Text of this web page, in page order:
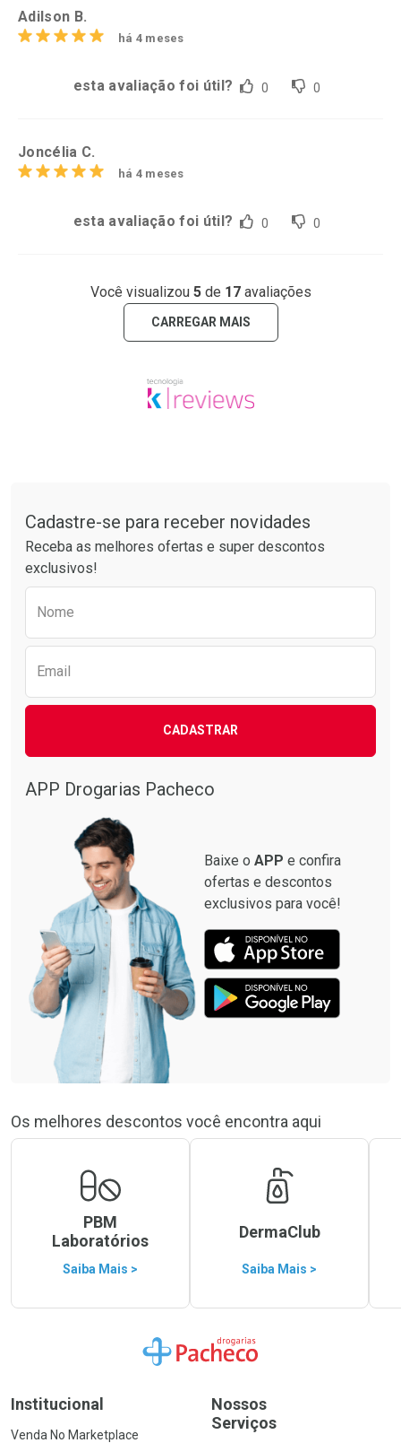
Adilson B.
há 4 meses
esta avaliação foi útil? 0 0
Joncélia C.
há 4 meses
esta avaliação foi útil? 0 0
Você visualizou 5de 17avaliações
CARREGAR MAIS
Cadastre-se para receber novidades
Receba as melhores ofertas e super descontos
exclusivos!
Nome
Email
CADASTRAR
APP Drogarias Pacheco
Baixe o APP e confira
ofertas e descontos
exclusivos para você!
Os melhores descontos você encontra aqui
PBM
Laboratórios
Saiba Mais >
DermaClub
Saiba Mais >
Ir para a Home
Institucional
Venda No Marketplace
Nossos
Serviços